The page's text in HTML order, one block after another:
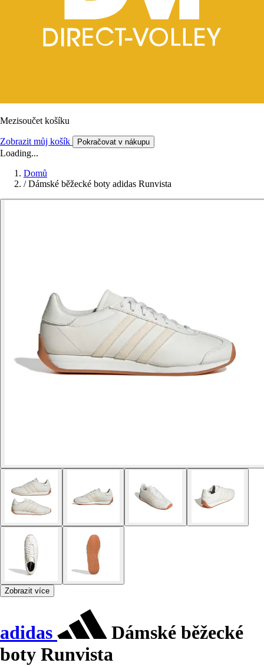
Mezisoučet košíku
Zobrazit můj košík Pokračovat v nákupu
Loading...
Domů
/ Dámské běžecké boty adidas Runvista
Zobrazit více
adidas
Dámské běžecké
boty Runvista